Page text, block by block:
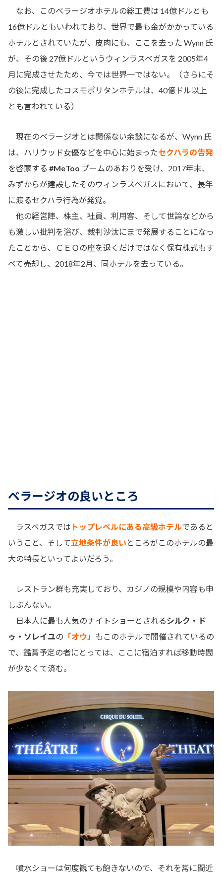
なお、このベラージオホテルの総工費は 14億ドルとも
16億ドルともいわれており、世界で最も金がかかっている
ホテルとされていたが、皮肉にも、ここを去った Wynn 氏
が、その後 27億ドルというウィンラスベガスを 2005年4
月に完成させたため、今では世界一ではない。（さらにそ
の後に完成したコスモポリタンホテルは、40億ドル以上
とも言われている）
現在のベラージオとは関係ない余談になるが、Wynn 氏
は、ハリウッド女優などを中心に始まったセクハラの告発
を啓蒙する #MeToo ブームのあおりを受け、2017年末、
みずからが建設したそのウィンラスベガスにおいて、長年
に渡るセクハラ行為が発覚。
他の経営陣、株主、社員、利用客、そして世論などから
も激しい批判を浴び、裁判沙汰にまで発展することになっ
たことから、ＣＥＯの座を退くだけではなく保有株式もす
べて売却し、2018年2月、同ホテルを去っている。
ベラージオの良いところ
ラスベガスでは トップレベルにある高級ホテルであると
いうこと、そして立地条件が良い ところがこのホテルの最
大の特長といってよいだろう。
レストラン群も充実しており、カジノの規模や内容も申
しぶんない。
日本人に最も人気のナイトショーとされるシルク・ド
ゥ・ソレイユの 「オウ」 もこのホテルで開催されているの
で、鑑賞予定の者にとっては、ここに宿泊すれば移動時間
が少なくて済む。
噴水ショーは何度観ても飽きないので、それを常に間近